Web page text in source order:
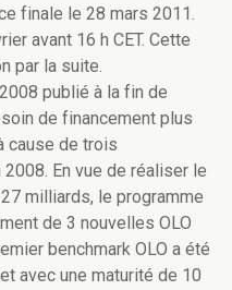
finale le 28 mars 2011.
avant 16 h CET. Cette
par la suite.
publié à la fin de
de financement plus
cause de trois
En vue de réaliser le
milliards, le programme
de 3 nouvelles OLO
benchmark OLO a été
avec une maturité de 10